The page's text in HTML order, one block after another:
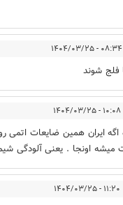
۰۸:۳۴ - ۱۴۰۴/۰۳/۲۵
۱۰:۰۸ - ۱۴۰۴/۰۳/۲۵
ایران همین ضایعات اتمی
اونجا . یعنی آلودگی
۱۱:۲۰ - ۱۴۰۴/۰۳/۲۵